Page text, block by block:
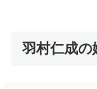
羽村仁成の